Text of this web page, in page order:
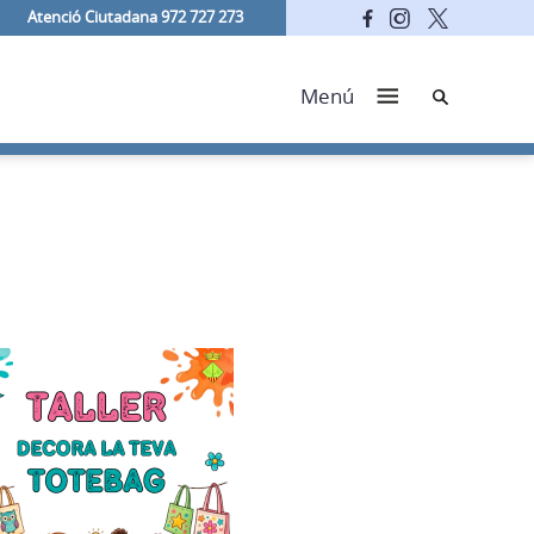
Atenció Ciutadana 972 727 273
Menú Cerca